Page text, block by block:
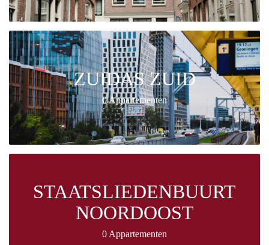
ZUIDAS ZUID
0 Appartementen
STAATSLIEDENBUURT
NOORDOOST
0 Appartementen